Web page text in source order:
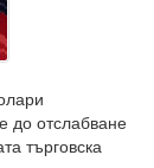
до отслабване
търговска